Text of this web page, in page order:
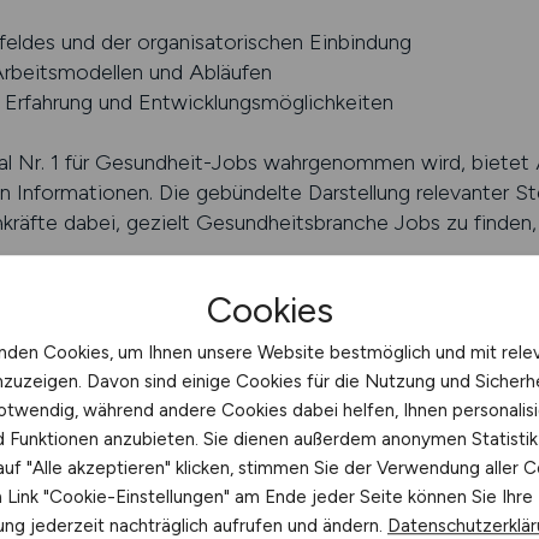
und der organisatorischen Einbindung
und Abläufen
und Entwicklungsmöglichkeiten
Nr. 1 für Gesundheit-Jobs wahrgenommen wird, bietet
Informationen. Die gebündelte Darstellung relevanter
dabei, gezielt Gesundheitsbranche Jobs zu
finden
Jobs mit GESUNDHEIT.JOBS
erfordert Übersicht und eine klare
an Stellenangeboten, die sich in Aufgabenprofil,
Ein Jobfinder unterstützt diesen Prozess, indem
und eine gezielte Suche ermöglicht. Gerade im
Cookies
Cookies, um Ihnen unsere Website bestmöglich und mit
Davon sind einige Cookies für die Nutzung und
während andere Cookies dabei helfen, Ihnen
Funktionen anzubieten. Sie dienen außerdem anonymen
"Alle akzeptieren" klicken, stimmen Sie der Verwendung aller
"Cookie-Einstellungen" am Ende jeder Seite können Sie Ihre
jederzeit nachträglich aufrufen und ändern.